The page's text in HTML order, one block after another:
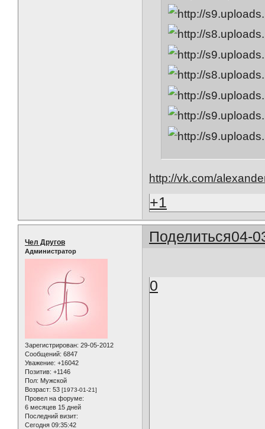
http://vk.com/
+1
Поделиться04-
Чел Другов
Администратор
Зарегистрирован: 29-05-2012
Сообщений: 6847
Уважение: +16042
Позитив: +1146
Пол: Мужской
Возраст: 53 [1973-01-21]
Провел на форуме:
6 месяцев 15 дней
Последний визит:
Сегодня 09:35:42
0